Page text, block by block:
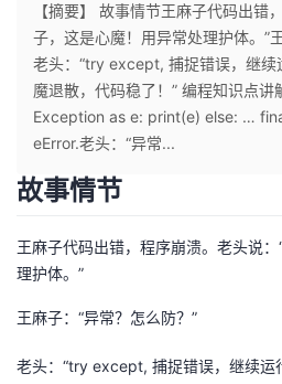
个
人
主
我
的
发
者
【摘要】 故事情节王麻子代码出错
子，这是心魔！用异常处理护体。”
老头：“try except, 捕捉错误，继续
魔退散，代码稳了！” 编程知识点
Exception as e: print(e) else: …
eError.老头：“异常...
故事情节
王麻子代码出错，程序崩溃。老头说
理护体。”
王麻子：“异常？怎么防？”
老头：“try except, 捕捉错误，继续运